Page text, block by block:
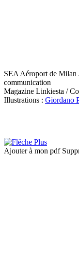
SEA Aéroport de Milan
communication
Magazine Linkiesta /
Illustrations : Giordano
Ajouter à mon pdf